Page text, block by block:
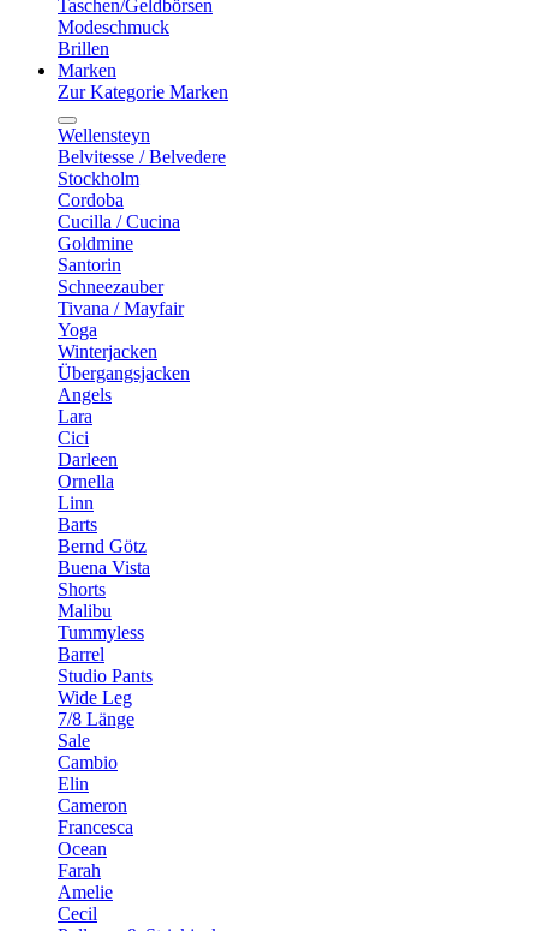
Taschen/Geldbörsen
Modeschmuck
Brillen
Marken
Zur Kategorie Marken
Wellensteyn
Belvitesse / Belvedere
Stockholm
Cordoba
Cucilla / Cucina
Goldmine
Santorin
Schneezauber
Tivana / Mayfair
Yoga
Winterjacken
Übergangsjacken
Angels
Lara
Cici
Darleen
Ornella
Linn
Barts
Bernd Götz
Buena Vista
Shorts
Malibu
Tummyless
Barrel
Studio Pants
Wide Leg
7/8 Länge
Sale
Cambio
Elin
Cameron
Francesca
Ocean
Farah
Amelie
Cecil